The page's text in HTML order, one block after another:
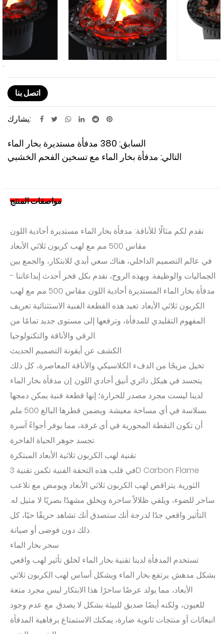
اتصل بنا
يشارك:
السابق: 380 مدفأة مستديرة بخار الماء
التالي: مدفأة بخار الماء مع تسخين الفحم الخشبي
مواصفات المنتج
نقدم لكم مثالًا للأناقة: مدفأة بخار الماء مستديرة أحادية اللون
مقاس 500 مم مع لهب كربون ثلاثي الأبعاد
في عالم التصميم الداخلي، هناك سعي أبدي للابتكار، والجمع بين
الجماليات والوظيفة. وبهذه الروح، نقدم بكل فخر أحدث إبداعاتنا -
مدفأة بخار الماء المستديرة أحادية اللون مقاس 500 مم مع لهب
الكربون ثلاثي الأبعاد. تعيد هذه القطعة الفنية الاستثنائية تعريف
المفهوم التقليدي للمدفأة، وترفعها إلى مستوى جديد تمامًا من
الرقي والأناقة والتكنولوجيا.
الكشف عن أيقونة التصميم الحديث
تخيل مزيجًا من الدفء الكلاسيكي والأناقة المعاصرة، كل ذلك
يتجسد في هيكل دائري أنيق أحادي اللون. إن مدفأة بخار الماء
لدينا ليست مجرد مصدر للحرارة؛ إنها قطعة فنية يمكن دمجها
بسلاسة في أي مساحة معيشة. ويضمن قطرها البالغ 500 ملم
أن تكون النقطة المحورية في أي غرفة، مما يوفر أجواءً آسرة
تجسد جوهر الحياة الفاخرة.
تقنية لهب الكربون ثلاثية الأبعاد المبتكرة
في قلب هذه التحفة الفنية تكمن تقنية 3D Carbon Flame
الثورية. يتراقص لهب الكربون ثلاثي الأبعاد ويومض مع تلاعب
ساحر للضوء، ويلقي ظلالاً ساحرة ويخلق مشهدًا بصريًا لا مثيل له.
التأثير واقعي جدًا لدرجة أنك ستصدق أنك تشاهد حريقًا حيًا، كل
ذلك دون فوضى أو صيانة.
سحر بخار الماء
تستخدم المدفأة لدينا تقنية بخار الماء لخلق تأثير لهب واقعي
بشكل مدهش. يرتفع بخار الماء ويشكل أساس لهب الكربون ثلاثي
الأبعاد، مما يولد عرضًا ساحرًا. هذا الابتكار ليس مجرد متعة
للعيون، ولكنه أيضًا صديق للبيئة بشكل لا يصدق. مع عدم وجود
انبعاثات أو منتجات ثانوية ضارة، يمكنك الاستمتاع برفاهية المدفأة